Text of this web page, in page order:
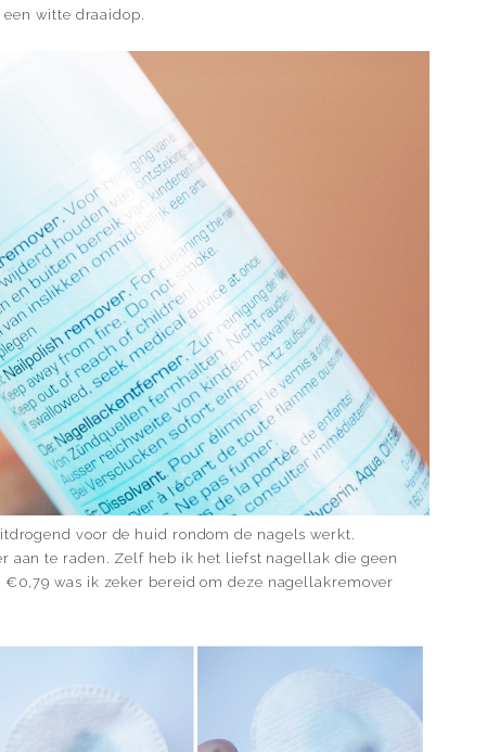
witte draaidop.
voor de huid rondom de nagels werkt.
aan te raden. Zelf heb ik het liefst nagellak die geen
was ik zeker bereid om deze nagellakremover